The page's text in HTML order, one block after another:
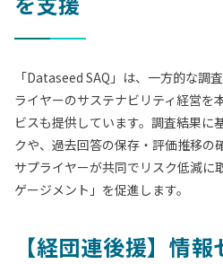
「Dataseed SAQ」は、一方的な調
ライヤーのサステナビリティ経営を
ビスも提供しています。調査結果に
クや、過去回答の保存・評価推移の
サプライヤーが共同でリスク低減に
ゲージメント」を促進します。
【経団連後援】情